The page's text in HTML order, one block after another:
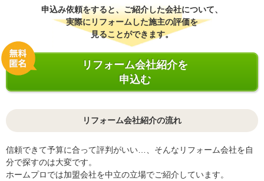
申込み依頼をすると、ご紹介した会社について、
実際にリフォームした施主の評価を
見ることができます。
リフォーム会社紹介を
申込む
リフォーム会社紹介の流れ
信頼できて予算に合って評判がいい…、そんなリフォーム会社を自
分で探すのは大変です。
ホームプロでは加盟会社を中立の立場でご紹介しています。